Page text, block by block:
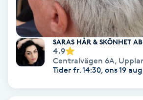
Klippning & Slingor
Klippning ungdom
Koppningsmassage
Kosmetisk tatuering
SARAS HÅR & SKÖNHET AB
4.9
Centralvägen 6A,
Tider fr. 14:30, ons 19